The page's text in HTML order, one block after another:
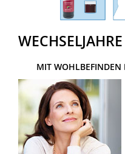
WECHSELJAHRE
MIT WOHLBEFINDEN